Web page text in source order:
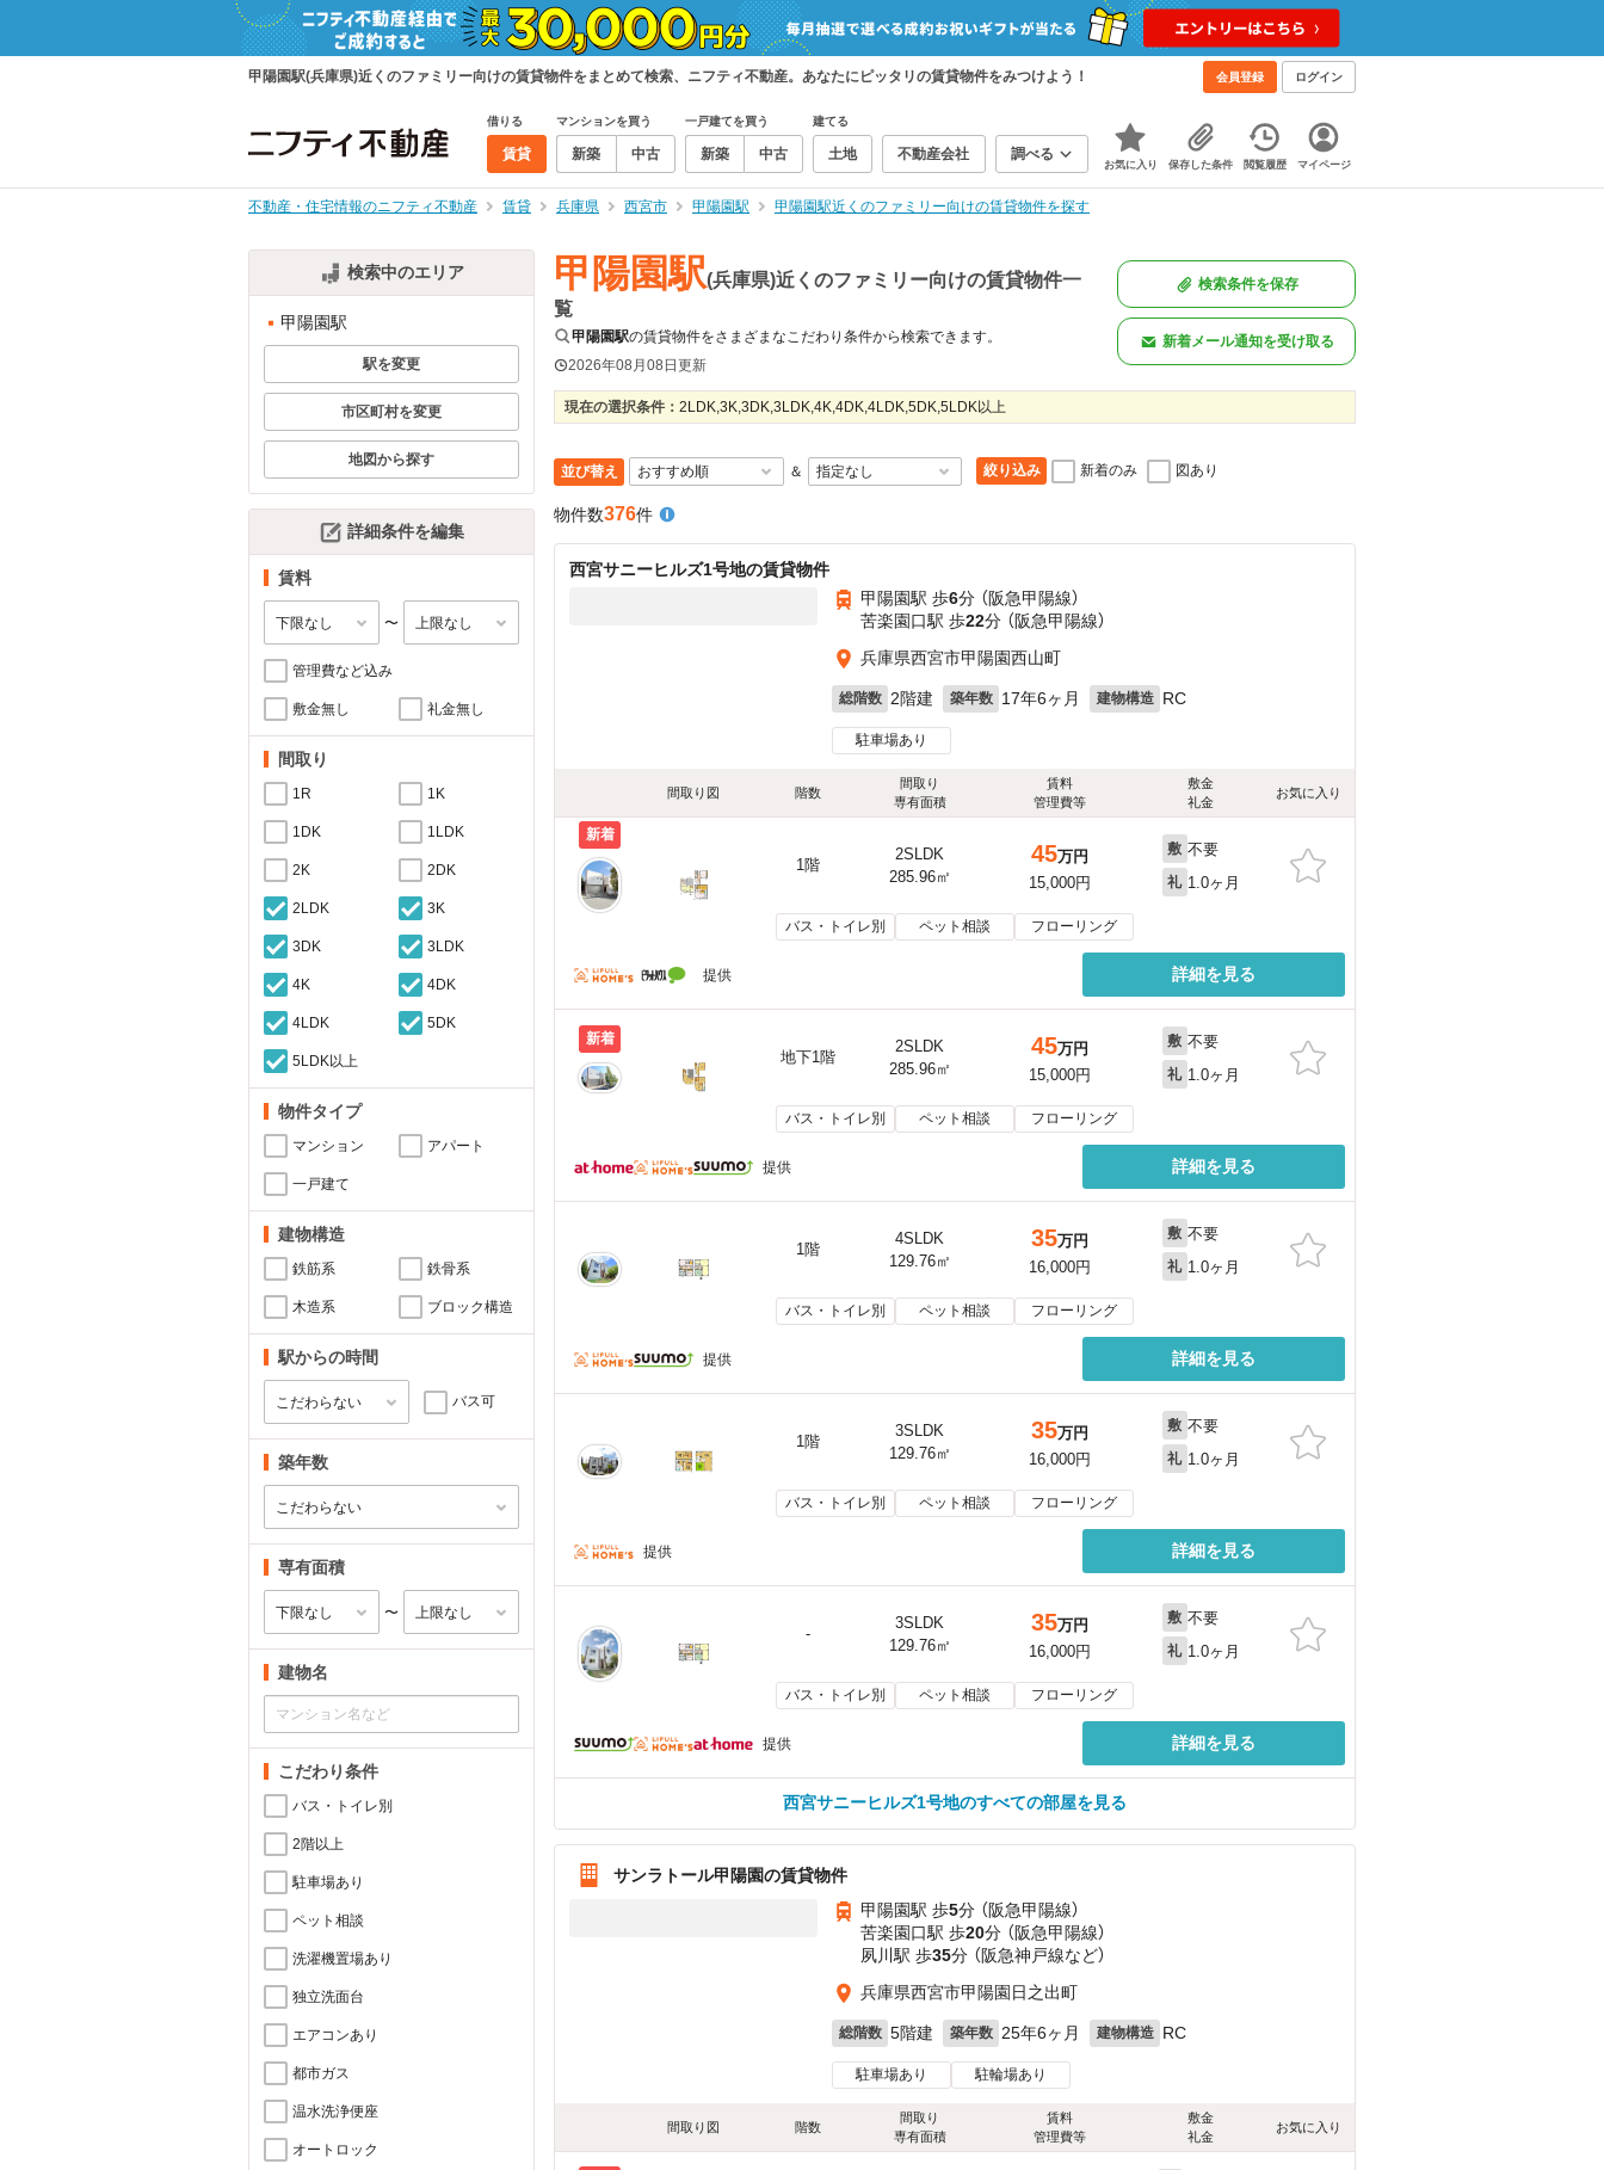
甲陽園駅(兵庫県)近くのファミリー向けの賃貸物件をまとめて検索、ニフティ不動産。あなたにピッタリの賃貸物件をみつけよう！ 会員登録 ログイン
借りる
賃貸
マンションを買う
新築 中古
一戸建てを買う
新築 中古
建てる
土地 不動産会社 調べる
お気に入り 保存した条件 閲覧履歴 マイページ
不動産・住宅情報のニフティ不動産 賃貸 兵庫県 西宮市 甲陽園駅 甲陽園駅近くのファミリー向けの賃貸物件を探す
検索中のエリア
甲陽園駅
駅を変更
市区町村を変更
地図から探す
詳細条件を編集
賃料
〜
管理費など込み
敷金無し 礼金無し
間取り
1R 1K
1DK 1LDK
2K 2DK
2LDK 3K
3DK 3LDK
4K 4DK
4LDK 5DK
5LDK以上
物件タイプ
マンション アパート
一戸建て
建物構造
鉄筋系 鉄骨系
木造系 ブロック構造
駅からの時間
バス可
築年数
専有面積
〜
建物名
こだわり条件
バス・トイレ別
2階以上
駐車場あり
ペット相談
洗濯機置場あり
独立洗面台
エアコンあり
都市ガス
温水洗浄便座
オートロック
甲陽園駅(兵庫県)近くのファミリー向けの賃貸物件一
覧
甲陽園駅の賃貸物件をさまざまなこだわり条件から検索できます。
2026年08月08日更新
検索条件を保存
新着メール通知を受け取る
現在の選択条件： 2LDK,3K,3DK,3LDK,4K,4DK,4LDK,5DK,5LDK以上
並び替え ＆ 絞り込み 新着のみ 図あり
物件数376件
西宮サニーヒルズ1号地の賃貸物件
甲陽園駅 歩6分 （阪急甲陽線）
苦楽園口駅 歩22分 （阪急甲陽線）
兵庫県西宮市甲陽園西山町
総階数 2階建 築年数 17年6ヶ月 建物構造 RC
駐車場あり
間取り図 階数
間取り
専有面積
賃料
管理費等
敷金
礼金
お気に入り
新着
1階
2SLDK
285.96㎡
45万円
15,000円
敷 不要
礼 1.0ヶ月
バス・トイレ別 ペット相談 フローリング
提供 詳細を見る
新着
地下1階
2SLDK
285.96㎡
45万円
15,000円
敷 不要
礼 1.0ヶ月
バス・トイレ別 ペット相談 フローリング
提供 詳細を見る
1階
4SLDK
129.76㎡
35万円
16,000円
敷 不要
礼 1.0ヶ月
バス・トイレ別 ペット相談 フローリング
提供 詳細を見る
1階
3SLDK
129.76㎡
35万円
16,000円
敷 不要
礼 1.0ヶ月
バス・トイレ別 ペット相談 フローリング
提供 詳細を見る
-
3SLDK
129.76㎡
35万円
16,000円
敷 不要
礼 1.0ヶ月
バス・トイレ別 ペット相談 フローリング
提供 詳細を見る
西宮サニーヒルズ1号地のすべての部屋を見る
サンラトール甲陽園の賃貸物件
甲陽園駅 歩5分 （阪急甲陽線）
苦楽園口駅 歩20分 （阪急甲陽線）
夙川駅 歩35分 （阪急神戸線など）
兵庫県西宮市甲陽園日之出町
総階数 5階建 築年数 25年6ヶ月 建物構造 RC
駐車場あり 駐輪場あり
間取り図 階数
間取り
専有面積
賃料
管理費等
敷金
礼金
お気に入り